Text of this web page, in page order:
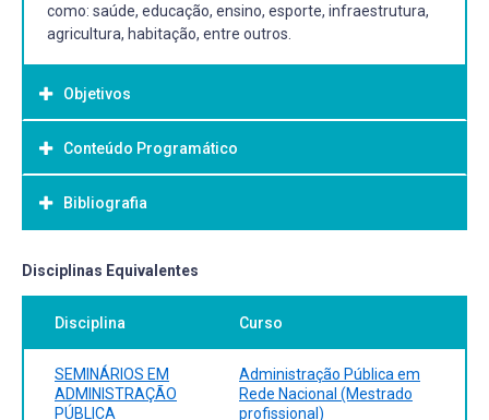
como: saúde, educação, ensino, esporte, infraestrutura,
agricultura, habitação, entre outros.
Objetivos
Objetivo Geral:
Oportunizar ao aluno conhecimento básico e
aprofundado sobre os diferentes temas ligados à
Conteúdo Programático
Bibliografia
Bibliografia Básica:
Bibliografia será definida de acordo com temas da
ementa.
Disciplinas Equivalentes
Disciplina Curso
SEMINÁRIOS EM
ADMINISTRAÇÃO
PÚBLICA
Administração Pública em
Rede Nacional (Mestrado
profissional)